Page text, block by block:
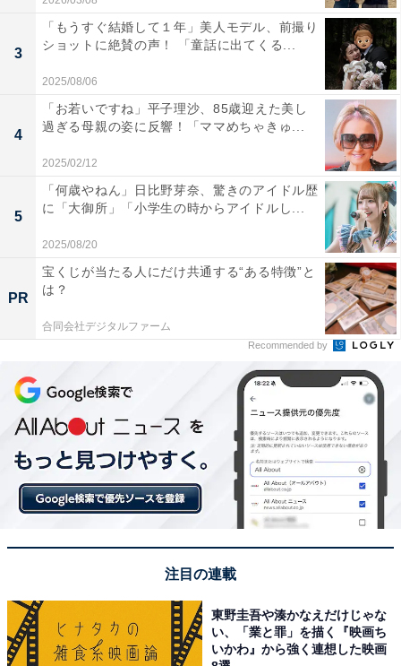
3
「もうすぐ結婚して１年」美人モデル、前撮り
ショットに絶賛の声！ 「童話に出てくる...
2025/08/06
4
「お若いですね」平子理沙、85歳迎えた美し
過ぎる母親の姿に反響！「ママめちゃきゅ...
2025/02/12
5
「何歳やねん」日比野芽奈、驚きのアイドル歴
に「大御所」「小学生の時からアイドルし...
2025/08/20
PR
宝くじが当たる人にだけ共通する“ある特徴”と
は？
合同会社デジタルファーム
Recommended by
注目の連載
東野圭吾や湊かなえだけじゃな
い、「業と罪」を描く『映画ち
いかわ』から強く連想した映画